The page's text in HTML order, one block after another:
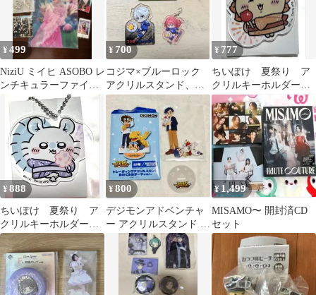
¥499
NiziU ミイヒ ASOBO レ
ンチキュラーファイル
&ミニポスターグッズ
¥ 700
コジマ×ブルーロック
アクリルスタンド、キ
ーホルダー、シール 3
点セット
¥ 777
ちいぽけ 夏祭り ア
クリルキーホルダー
ちいかわぽけっと シ
ーサー
¥888
ちいぽけ 夏祭り ア
クリルキーホルダー
ちいかわぽけっと モ
モンガ
¥800
デジモンアドベンチャ
ー アクリルスタンド ぬ
いぐるみテーマ 城戸丈
＆ゴマモン
¥ 1,499
MISAMO〜 開封済CD
セット